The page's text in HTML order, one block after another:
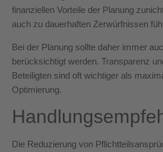
finanziellen Vorteile der Planung
auch zu dauerhaften Zerwürfnissen
Bei der Planung sollte daher immer
berücksichtigt werden. Transparenz
Beteiligten sind oft wichtiger als
Optimierung.
Die Reduzierung von